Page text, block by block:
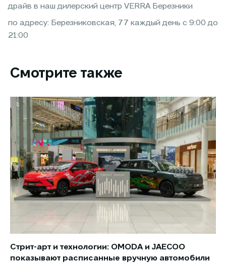
драйв в наш дилерский центр VERRA Березники
по адресу: Березниковская, 77 каждый день с 9:00 до
21:00
Смотрите также
Стрит-арт и технологии: OMODA и JAECOO
показывают расписанные вручную автомобили